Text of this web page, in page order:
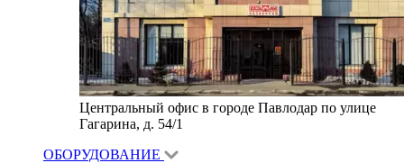
Центральный офис в городе Павлодар по улице
Гагарина, д. 54/1
ОБОРУДОВАНИЕ